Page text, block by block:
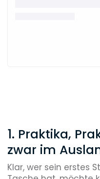
1. Praktika,
zwar im
Klar, wer sein erstes